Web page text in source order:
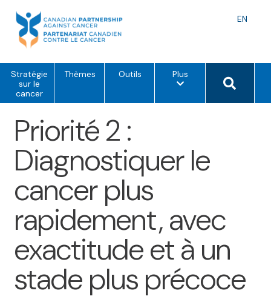
content
EN
Stratégie
sur le
cancer
Thèmes Outils Pluso
i
e
e
Search
Priorité 2 :
Diagnostiquer le
cancer plus
rapidement, avec
exactitude et à un
stade plus précoce